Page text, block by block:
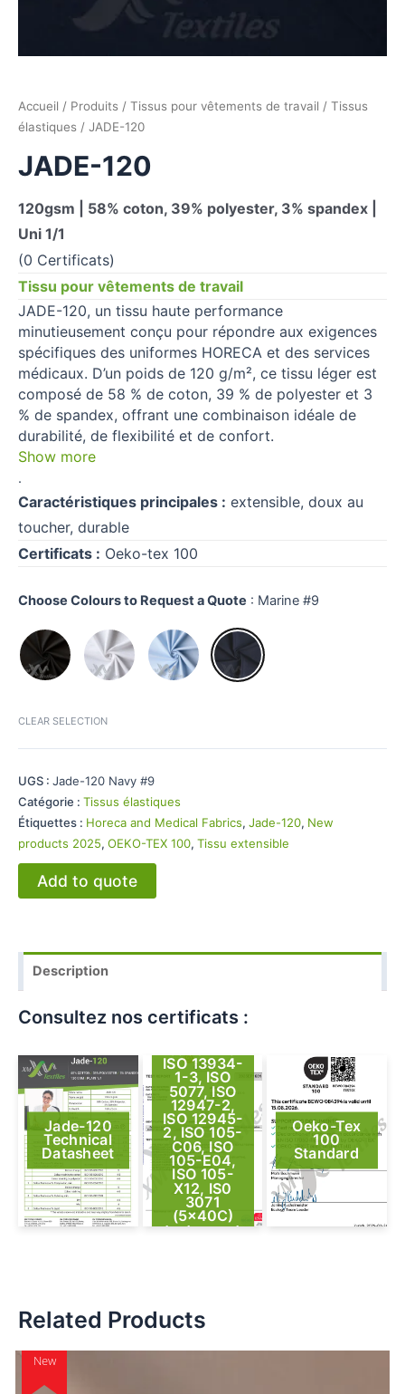
Accueil / Produits / Tissus pour vêtements de travail / Tissus
élastiques / JADE-120
JADE-120
120gsm | 58% coton, 39% polyester, 3% spandex |
Uni 1/1
(0 Certificats)
Tissu pour vêtements de travail
JADE-120, un tissu haute performance
minutieusement conçu pour répondre aux exigences
spécifiques des uniformes HORECA et des services
médicaux. D’un poids de 120 g/m², ce tissu léger est
composé de 58 % de coton, 39 % de polyester et 3
% de spandex, offrant une combinaison idéale de
durabilité, de flexibilité et de confort.
Show more
.
Caractéristiques principales : extensible, doux au
toucher, durable
Certificats : Oeko-tex 100
Choose Colours to Request a Quote : Marine #9
CLEAR SELECTION
UGS : Jade-120 Navy #9
Catégorie : Tissus élastiques
Étiquettes : Horeca and Medical Fabrics, Jade-120, New
products 2025, OEKO-TEX 100, Tissu extensible
Add to quote
Description
Consultez nos certificats :
Jade-120
Technical
Datasheet
ISO 13934-
1-3, ISO
5077, ISO
12947-2,
ISO 12945-
2, ISO 105-
C06, ISO
105-E04,
ISO 105-
X12, IS0
3071
(5x40C)
test report
Oeko-Tex
100
Standard
Related Products
New